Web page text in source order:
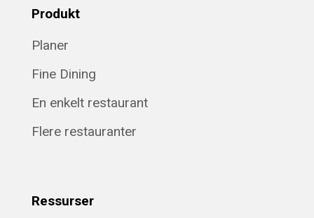
Produkt
Planer
Fine Dining
En enkelt restaurant
Flere restauranter
Ressurser